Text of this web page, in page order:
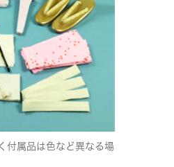
付属品は色など異なる場